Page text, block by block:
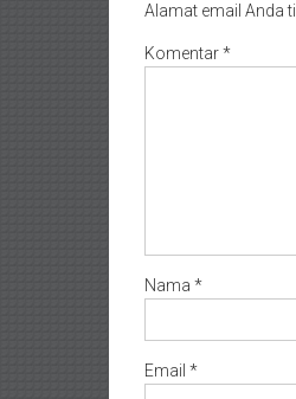
Alamat email Anda
Komentar*
Nama *
Email *